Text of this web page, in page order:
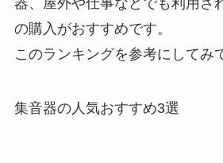
器、屋外や仕事などでも利用さ
の購入がおすすめです。
このランキングを参考にしてみ
集音器の人気おすすめ3選